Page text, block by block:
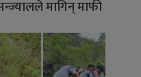
मागिन् माफी